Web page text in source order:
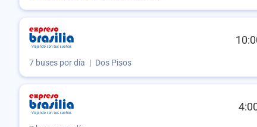
7 buses por día | Dos Pisos